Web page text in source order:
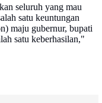
seluruh yang mau
satu keuntungan
maju gubernur, bupati
satu keberhasilan,"